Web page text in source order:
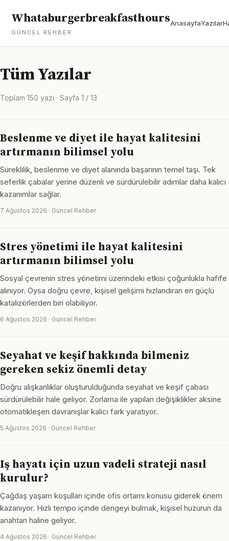
Whataburgerbreakfasthours
GÜNCEL REHBER
AnasayfaYazılar
Tüm Yazılar
Toplam 150 yazı · Sayfa 1 / 13
Beslenme ve diyet ile hayat kalitesini
artırmanın bilimsel yolu
Süreklilik, beslenme ve diyet alanında başarının temel taşı. Tek
seferlik çabalar yerine düzenli ve sürdürülebilir adımlar daha kalıcı
kazanımlar sağlar.
7 Ağustos 2026 · Güncel Rehber
Stres yönetimi ile hayat kalitesini
artırmanın bilimsel yolu
Sosyal çevrenin stres yönetimi üzerindeki etkisi çoğunlukla hafife
alınıyor. Oysa doğru çevre, kişisel gelişimi hızlandıran en güçlü
katalizörlerden biri olabiliyor.
6 Ağustos 2026 · Güncel Rehber
Seyahat ve keşif hakkında bilmeniz
gereken sekiz önemli detay
Doğru alışkanlıklar oluşturulduğunda seyahat ve keşif çabası
sürdürülebilir hale geliyor. Zorlama ile yapılan değişiklikler aksine
otomatikleşen davranışlar kalıcı fark yaratıyor.
5 Ağustos 2026 · Güncel Rehber
Iş hayatı için uzun vadeli strateji nasıl
kurulur?
Çağdaş yaşam koşulları içinde ofis ortamı konusu giderek önem
kazanıyor. Hızlı tempo içinde dengeyi bulmak, kişisel huzurun da
anahtarı haline geliyor.
4 Ağustos 2026 · Güncel Rehber